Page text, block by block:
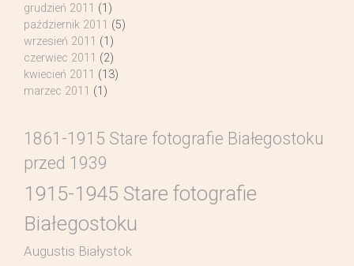
grudzień 2011 (1)
październik 2011 (5)
wrzesień 2011 (1)
czerwiec 2011 (2)
kwiecień 2011 (13)
marzec 2011 (1)
1861-1915 Stare fotografie Białegostoku
przed 1939
1915-1945 Stare fotografie
Białegostoku
Augustis Białystok